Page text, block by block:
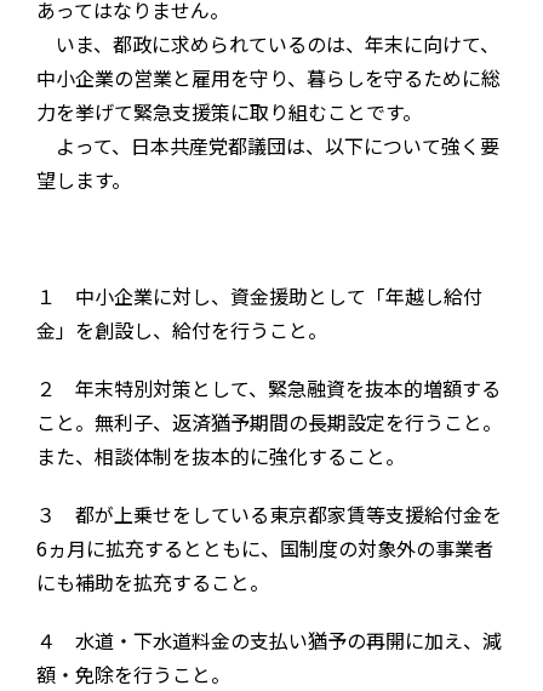
あってはなりません。
いま、都政に求められているのは、年末に向けて、
中小企業の営業と雇用を守り、暮らしを守るために総
力を挙げて緊急支援策に取り組むことです。
よって、日本共産党都議団は、以下について強く要
望します。
１ 中小企業に対し、資金援助として「年越し給付
金」を創設し、給付を行うこと。
２ 年末特別対策として、緊急融資を抜本的増額する
こと。無利子、返済猶予期間の長期設定を行うこと。
また、相談体制を抜本的に強化すること。
３ 都が上乗せをしている東京都家賃等支援給付金を
6ヵ月に拡充するとともに、国制度の対象外の事業者
にも補助を拡充すること。
４ 水道・下水道料金の支払い猶予の再開に加え、減
額・免除を行うこと。